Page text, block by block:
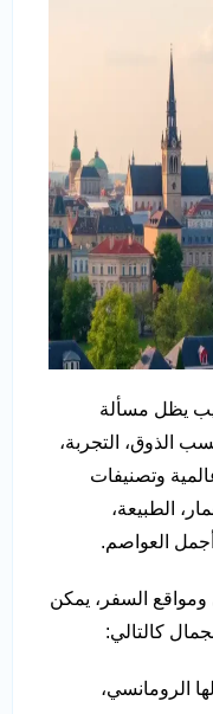
يظل مسألة
الذوق، التجربة،
وتصنيفات
الطبيعة،
أجمل العواصم.
السفر، يمكن
كالتالي:
الرومانسي،